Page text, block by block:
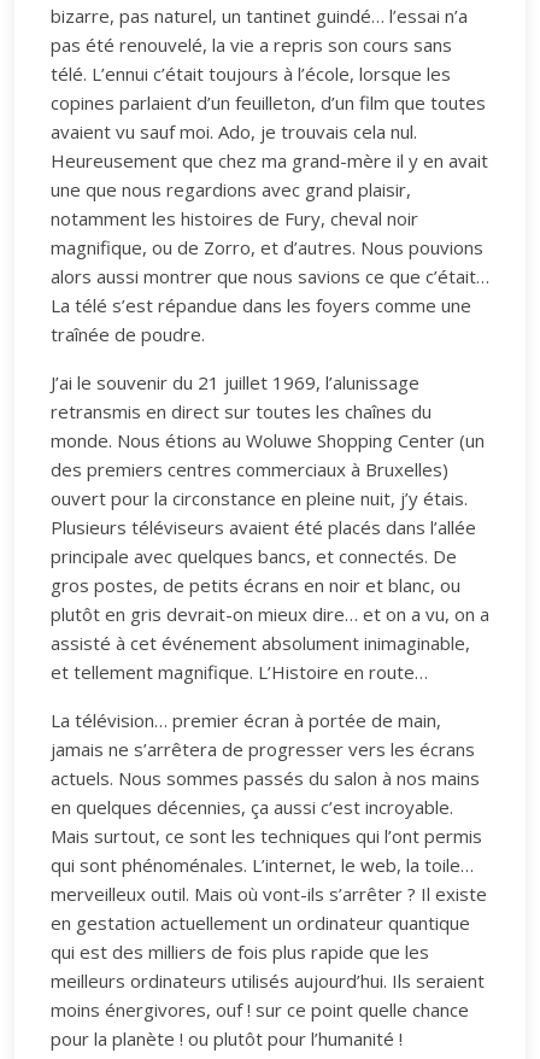
bizarre, pas naturel, un tantinet guindé… l’essai n’a
pas été renouvelé, la vie a repris son cours sans
télé. L’ennui c’était toujours à l’école, lorsque les
copines parlaient d’un feuilleton, d’un film que toutes
avaient vu sauf moi. Ado, je trouvais cela nul.
Heureusement que chez ma grand-mère il y en avait
une que nous regardions avec grand plaisir,
notamment les histoires de Fury, cheval noir
magnifique, ou de Zorro, et d’autres. Nous pouvions
alors aussi montrer que nous savions ce que c’était…
La télé s’est répandue dans les foyers comme une
traînée de poudre.
J’ai le souvenir du 21 juillet 1969, l’alunissage
retransmis en direct sur toutes les chaînes du
monde. Nous étions au Woluwe Shopping Center (un
des premiers centres commerciaux à Bruxelles)
ouvert pour la circonstance en pleine nuit, j’y étais.
Plusieurs téléviseurs avaient été placés dans l’allée
principale avec quelques bancs, et connectés. De
gros postes, de petits écrans en noir et blanc, ou
plutôt en gris devrait-on mieux dire… et on a vu, on a
assisté à cet événement absolument inimaginable,
et tellement magnifique. L’Histoire en route…
La télévision… premier écran à portée de main,
jamais ne s’arrêtera de progresser vers les écrans
actuels. Nous sommes passés du salon à nos mains
en quelques décennies, ça aussi c’est incroyable.
Mais surtout, ce sont les techniques qui l’ont permis
qui sont phénoménales. L’internet, le web, la toile…
merveilleux outil. Mais où vont-ils s’arrêter ? Il existe
en gestation actuellement un ordinateur quantique
qui est des milliers de fois plus rapide que les
meilleurs ordinateurs utilisés aujourd’hui. Ils seraient
moins énergivores, ouf ! sur ce point quelle chance
pour la planète ! ou plutôt pour l’humanité !